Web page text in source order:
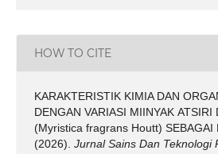
HOW TO CITE
KARAKTERISTIK KIMIA DAN
DENGAN VARIASI MIINYAK ATSIRI
(Myristica fragrans Houtt) SEBAGAI
(2026). Jurnal Sains Dan Teknologi